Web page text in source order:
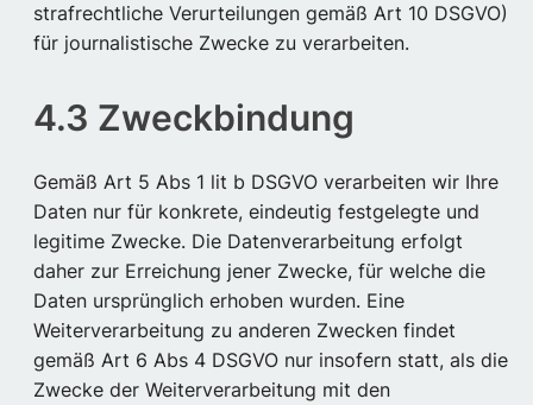
strafrechtliche Verurteilungen gemäß Art 10 DSGVO)
für journalistische Zwecke zu verarbeiten.
4.3 Zweckbindung
Gemäß Art 5 Abs 1 lit b DSGVO verarbeiten wir Ihre
Daten nur für konkrete, eindeutig festgelegte und
legitime Zwecke. Die Datenverarbeitung erfolgt
daher zur Erreichung jener Zwecke, für welche die
Daten ursprünglich erhoben wurden. Eine
Weiterverarbeitung zu anderen Zwecken findet
gemäß Art 6 Abs 4 DSGVO nur insofern statt, als die
Zwecke der Weiterverarbeitung mit den